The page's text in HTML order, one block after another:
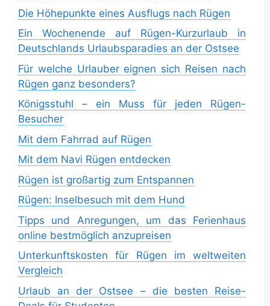
Die Höhepunkte eines Ausflugs nach Rügen
Ein Wochenende auf Rügen-Kurzurlaub in
Deutschlands Urlaubsparadies an der Ostsee
Für welche Urlauber eignen sich Reisen nach
Rügen ganz besonders?
Königsstuhl – ein Muss für jeden Rügen-
Besucher
Mit dem Fahrrad auf Rügen
Mit dem Navi Rügen entdecken
Rügen ist großartig zum Entspannen
Rügen: Inselbesuch mit dem Hund
Tipps und Anregungen, um das Ferienhaus
online bestmöglich anzupreisen
Unterkunftskosten für Rügen im weltweiten
Vergleich
Urlaub an der Ostsee – die besten Reise-